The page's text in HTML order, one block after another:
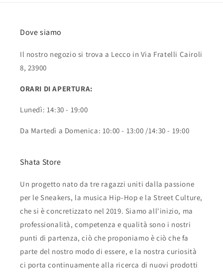
Dove siamo
Il nostro negozio si trova a Lecco in Via Fratelli Cairoli
8, 23900
ORARI DI APERTURA:
Lunedì: 14:30 - 19:00
Da Martedì a Domenica: 10:00 - 13:00 /14:30 - 19:00
Shata Store
Un progetto nato da tre ragazzi uniti dalla passione
per le Sneakers, la musica Hip-Hop e la Street Culture,
che si è concretizzato nel 2019. Siamo all'inizio, ma
professionalità, competenza e qualità sono i nostri
punti di partenza, ciò che proponiamo è ciò che fa
parte del nostro modo di essere, e la nostra curiosità
ci porta continuamente alla ricerca di nuovi prodotti